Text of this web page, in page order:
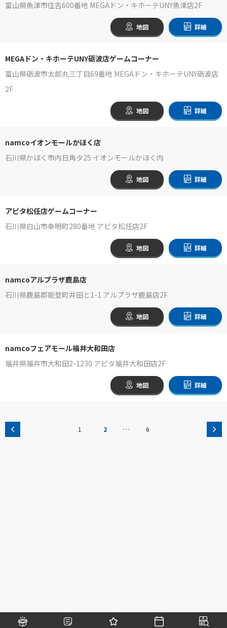
富山県魚津市住吉600番地 MEGAドン・キホーテUNY魚津店2F
地図 詳細
MEGAドン・キホーテUNY砺波店ゲームコーナー
富山県砺波市太郎丸三丁目69番地 MEGAドン・キホーテUNY砺波店
2F
地図 詳細
namcoイオンモールかほく店
石川県かほく市内日角タ25 イオンモールかほく内
地図 詳細
アピタ松任店ゲームコーナー
石川県白山市幸明町280番地 アピタ松任店2F
地図 詳細
namcoアルプラザ鹿島店
石川県鹿島郡能登町井田と1-1 アルプラザ鹿島店2F
地図 詳細
namcoフェアモール福井大和田店
福井県福井市大和田2-1230 アピタ福井大和田店2F
地図 詳細
1 2 … 6